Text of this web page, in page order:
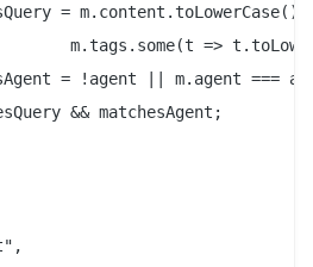
=
m.tags.some(t =>
= !agent || m.agent ===
&& matchesAgent;